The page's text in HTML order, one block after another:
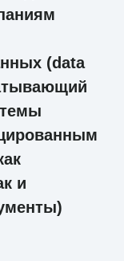
(data
и